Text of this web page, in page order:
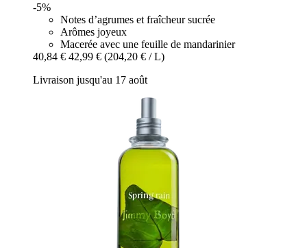
-5%
Notes d’agrumes et fraîcheur sucrée
Arômes joyeux
Macerée avec une feuille de mandarinier
40,84 € 42,99 € (204,20 € / L)
Livraison jusqu'au 17 août